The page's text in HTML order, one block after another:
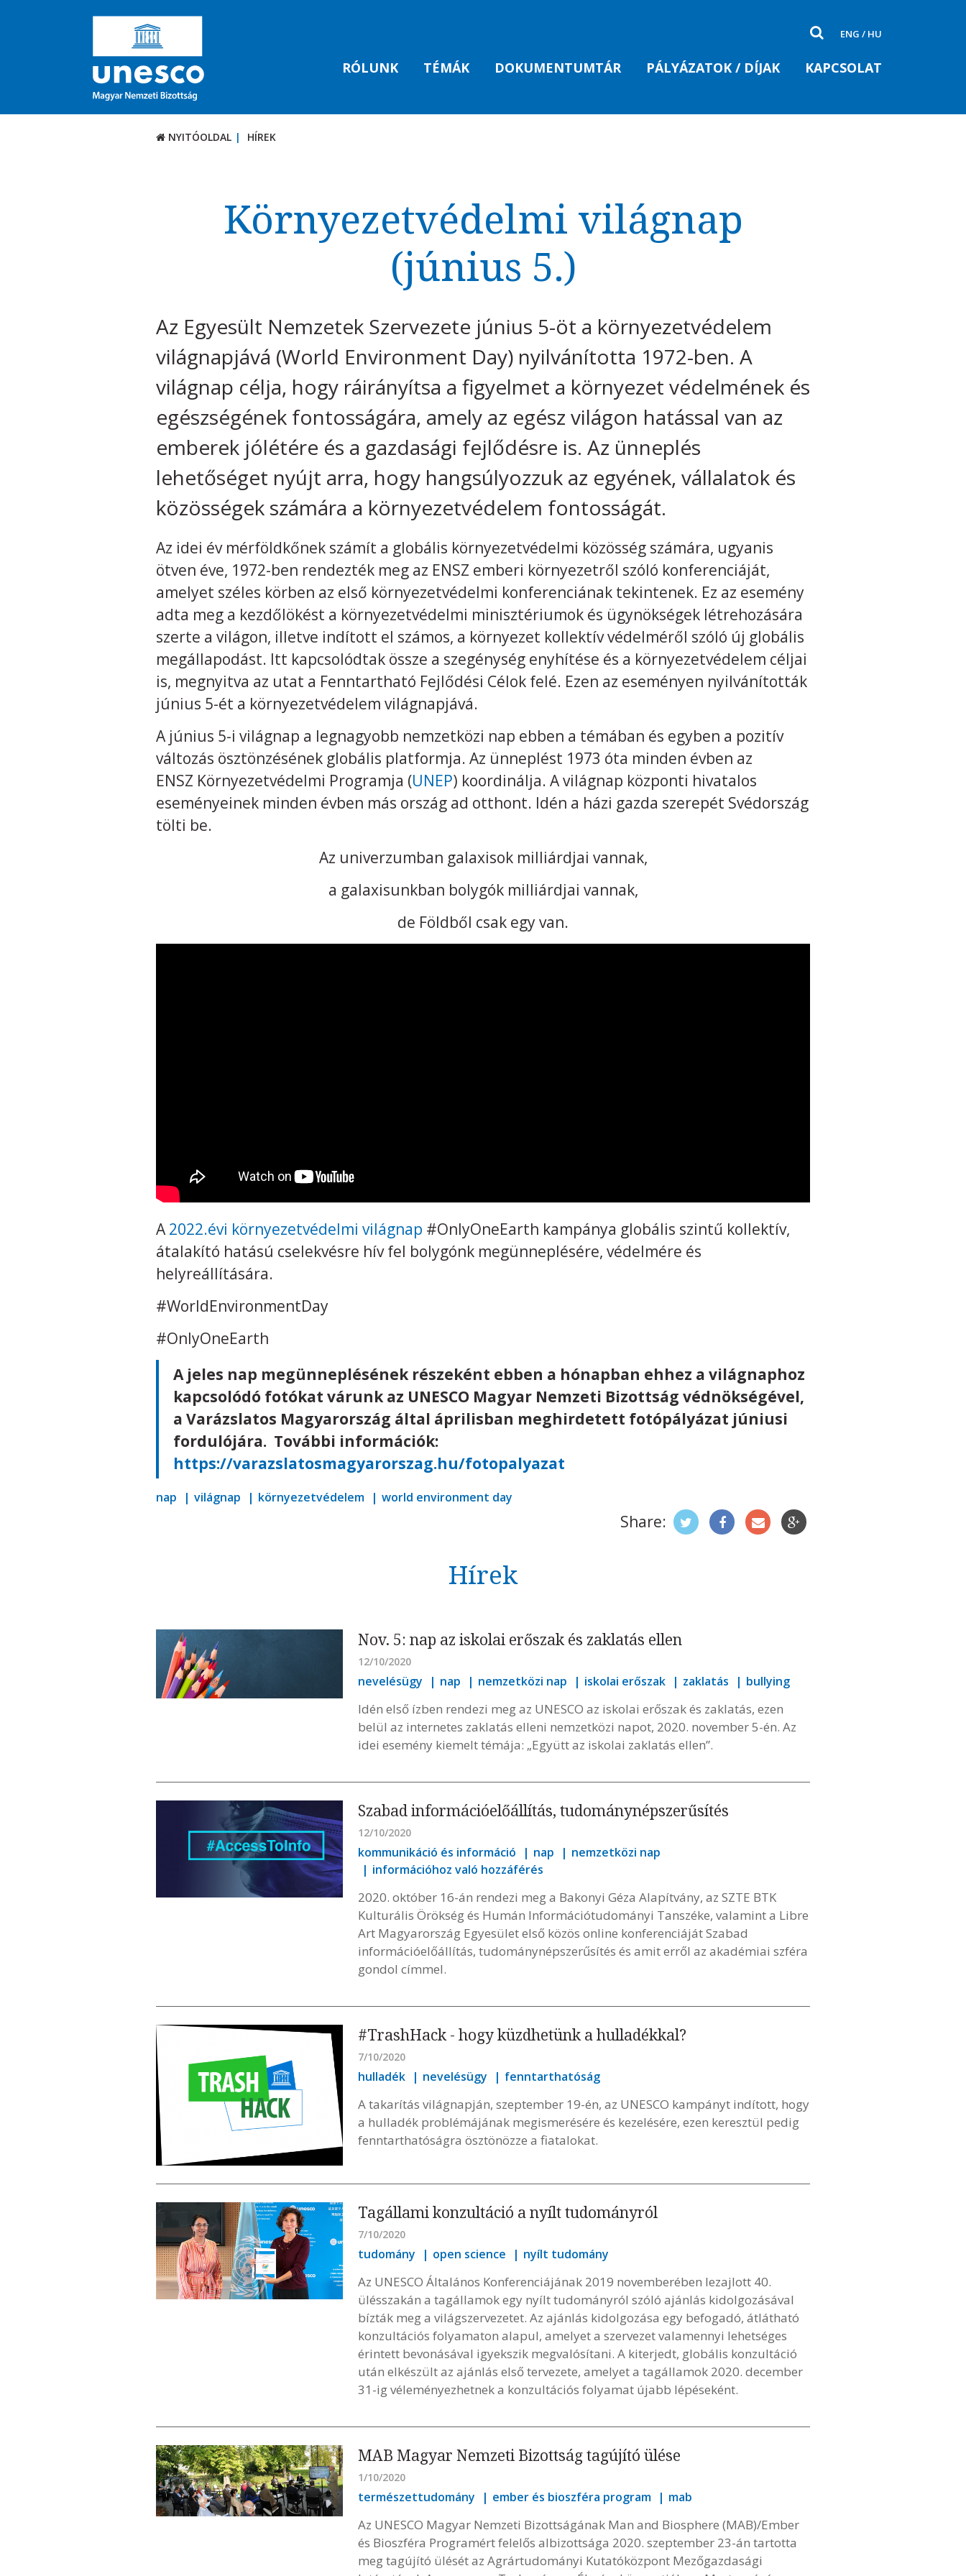
ENG / HU
RÓLUNK TÉMÁK DOKUMENTUMTÁR PÁLYÁZATOK / DÍJAK KAPCSOLAT
NYITÓOLDAL HÍREK
Környezetvédelmi világnap
(június 5.)
Az Egyesült Nemzetek Szervezete június 5-öt a környezetvédelem
világnapjává (World Environment Day) nyilvánította 1972-ben. A
világnap célja, hogy ráirányítsa a figyelmet a környezet védelmének és
egészségének fontosságára, amely az egész világon hatással van az
emberek jólétére és a gazdasági fejlődésre is. Az ünneplés
lehetőséget nyújt arra, hogy hangsúlyozzuk az egyének, vállalatok és
közösségek számára a környezetvédelem fontosságát.
Az idei év mérföldkőnek számít a globális környezetvédelmi közösség számára, ugyanis
ötven éve, 1972-ben rendezték meg az ENSZ emberi környezetről szóló konferenciáját,
amelyet széles körben az első környezetvédelmi konferenciának tekintenek. Ez az esemény
adta meg a kezdőlökést a környezetvédelmi minisztériumok és ügynökségek létrehozására
szerte a világon, illetve indított el számos, a környezet kollektív védelméről szóló új globális
megállapodást. Itt kapcsolódtak össze a szegénység enyhítése és a környezetvédelem céljai
is, megnyitva az utat a Fenntartható Fejlődési Célok felé. Ezen az eseményen nyilvánították
június 5-ét a környezetvédelem világnapjává.
A június 5-i világnap a legnagyobb nemzetközi nap ebben a témában és egyben a pozitív
változás ösztönzésének globális platformja. Az ünneplést 1973 óta minden évben az
ENSZ Környezetvédelmi Programja (UNEP) koordinálja. A világnap központi hivatalos
eseményeinek minden évben más ország ad otthont. Idén a házi gazda szerepét Svédország
tölti be.
Az univerzumban galaxisok milliárdjai vannak,
a galaxisunkban bolygók milliárdjai vannak,
de Földből csak egy van.
A 2022.évi környezetvédelmi világnap #OnlyOneEarth kampánya globális szintű kollektív,
átalakító hatású cselekvésre hív fel bolygónk megünneplésére, védelmére és
helyreállítására.
#WorldEnvironmentDay
#OnlyOneEarth
A jeles nap megünneplésének részeként ebben a hónapban ehhez a világnaphoz
kapcsolódó fotókat várunk az UNESCO Magyar Nemzeti Bizottság védnökségével,
a Varázslatos Magyarország által áprilisban meghirdetett fotópályázat júniusi
fordulójára. További információk:
https://varazslatosmagyarorszag.hu/fotopalyazat
nap világnap környezetvédelem world environment day
Share:
Hírek
Nov. 5: nap az iskolai erőszak és zaklatás ellen
12/10/2020
nevelésügy nap nemzetközi nap iskolai erőszak zaklatás bullying
Idén első ízben rendezi meg az UNESCO az iskolai erőszak és zaklatás, ezen
belül az internetes zaklatás elleni nemzetközi napot, 2020. november 5-én. Az
idei esemény kiemelt témája: „Együtt az iskolai zaklatás ellen”.
Szabad információelőállítás, tudománynépszerűsítés
12/10/2020
kommunikáció és információ nap
nemzetközi nap
információhoz való hozzáférés
2020. október 16-án rendezi meg a Bakonyi Géza Alapítvány, az SZTE BTK
Kulturális Örökség és Humán Információtudományi Tanszéke, valamint a Libre
Art Magyarország Egyesület első közös online konferenciáját Szabad
információelőállítás, tudománynépszerűsítés és amit erről az akadémiai szféra
gondol címmel.
#TrashHack - hogy küzdhetünk a hulladékkal?
7/10/2020
hulladék nevelésügy fenntarthatóság
A takarítás világnapján, szeptember 19-én, az UNESCO kampányt indított, hogy
a hulladék problémájának megismerésére és kezelésére, ezen keresztül pedig
fenntarthatóságra ösztönözze a fiatalokat.
Tagállami konzultáció a nyílt tudományról
7/10/2020
tudomány open science nyílt tudomány
Az UNESCO Általános Konferenciájának 2019 novemberében lezajlott 40.
ülésszakán a tagállamok egy nyílt tudományról szóló ajánlás kidolgozásával
bízták meg a világszervezetet. Az ajánlás kidolgozása egy befogadó, átlátható
konzultációs folyamaton alapul, amelyet a szervezet valamennyi lehetséges
érintett bevonásával igyekszik megvalósítani. A kiterjedt, globális konzultáció
után elkészült az ajánlás első tervezete, amelyet a tagállamok 2020. december
31-ig véleményezhetnek a konzultációs folyamat újabb lépéseként.
MAB Magyar Nemzeti Bizottság tagújító ülése
1/10/2020
természettudomány ember és bioszféra program mab
Az UNESCO Magyar Nemzeti Bizottságának Man and Biosphere (MAB)/Ember
és Bioszféra Programért felelős albizottsága 2020. szeptember 23-án tartotta
meg tagújító ülését az Agrártudományi Kutatóközpont Mezőgazdasági